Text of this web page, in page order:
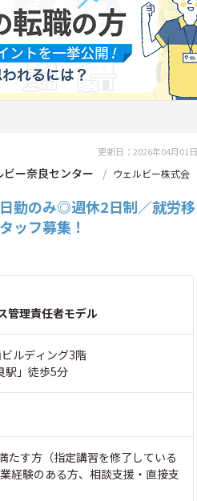
更新日：2026年04月01日
ー奈良センター
ウェルビー株式会
日勤のみ◎週休2日制／就労移
ッフ募集！
理責任者モデル
ルディング3階
駅」徒歩5分
す方（指定講習を修了している
験のある方、相談支援・直接支